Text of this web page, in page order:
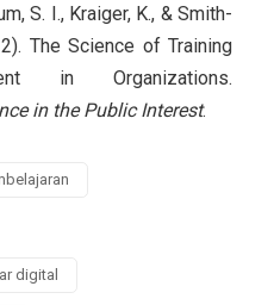
S. I., Kraiger, K., & Smith-
The Science of Training
in Organizations.
in the Public Interest.
digital